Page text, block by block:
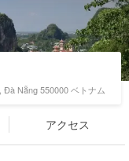
Đà Nẵng 550000 ベトナム
アクセス